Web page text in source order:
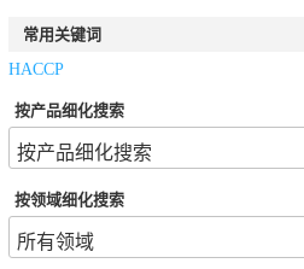
常用关键词
HACCP
按产品细化搜索
按领域细化搜索